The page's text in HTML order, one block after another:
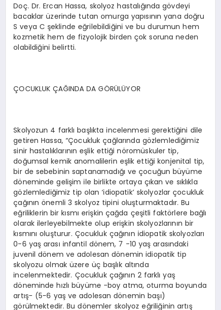
Doç. Dr. Ercan Hassa, skolyoz hastalığında gövdeyi
bacaklar üzerinde tutan omurga yapısının yana doğru
S veya C şeklinde eğrilebildiğini ve bu durumun hem
kozmetik hem de fizyolojik birden çok soruna neden
olabildiğini belirtti.
ÇOCUKLUK ÇAĞINDA DA GÖRÜLÜYOR
Skolyozun 4 farklı başlıkta incelenmesi gerektiğini dile
getiren Hassa, “Çocukluk çağlarında gözlemlediğimiz
sinir hastalıklarının eşlik ettiği nöromüskuler tip,
doğumsal kemik anomalilerin eşlik ettiği konjenital tip,
bir de sebebinin saptanamadığı ve çocuğun büyüme
döneminde gelişim ile birlikte ortaya çıkan ve sıklıkla
gözlemlediğimiz tip olan ‘idiopatik’ skolyozlar çocukluk
çağının önemli 3 skolyoz tipini oluşturmaktadır. Bu
eğriliklerin bir kısmı erişkin çağda çeşitli faktörlere bağlı
olarak ilerleyebilmekte olup erişkin skolyozlarının bir
kısmını oluşturur. Çocukluk çağının idiopatik skolyozları
0-6 yaş arası infantil dönem, 7 -10 yaş arasındaki
juvenil dönem ve adolesan dönemin idiopatik tip
skolyozu olmak üzere üç başlık altında
incelenmektedir. Çocukluk çağının 2 farklı yaş
döneminde hızlı büyüme -boy atma, oturma boyunda
artış- (5-6 yaş ve adolesan dönemin başı)
görülmektedir. Bu dönemler skolyoz eğriliğinin artış